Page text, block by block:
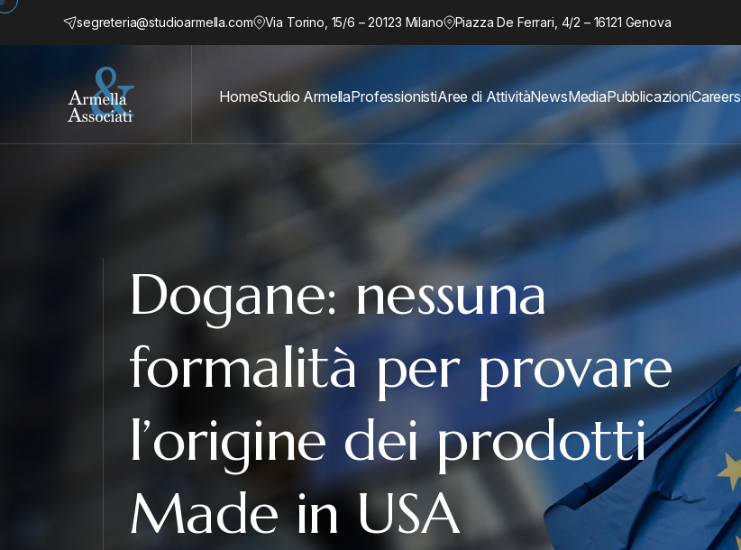
segreteria@studioarmella.com Via Torino, 15/6 – 20123 Milano Piazza De Ferrari, 4/2 – 16121 Genova
HomeStudio ArmellaProfessionistiAree di AttivitàNewsMediaPubblicazioniCareers
Dogane: nessuna
formalità per provare
l’origine dei prodotti
Made in USA